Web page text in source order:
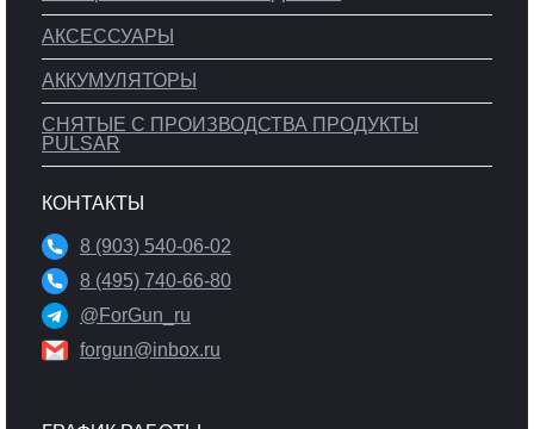
АКСЕССУАРЫ
АККУМУЛЯТОРЫ
СНЯТЫЕ С ПРОИЗВОДСТВА ПРОДУКТЫ
PULSAR
КОНТАКТЫ
8 (903) 540-06-02
8 (495) 740-66-80
@ForGun_ru
forgun@inbox.ru